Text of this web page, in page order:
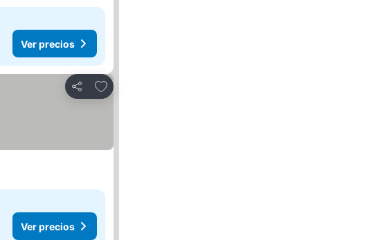
Ver precios
Compartir
Agregar a favoritos
Ver precios